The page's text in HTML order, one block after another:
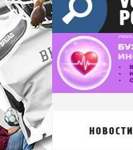
НОВОСТИ